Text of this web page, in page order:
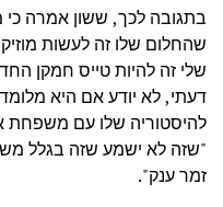
בתגובה לכך, ששון אמרה
שהחלום שלו זה לעשות
שלי זה להיות טייס חמקן
דעתי, לא יודע אם היא
להיסטוריה שלו עם
"שזה לא ישמע שזה בגלל
זמר ענק".